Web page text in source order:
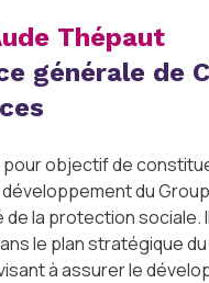
Thépaut
générale de
pour objectif de
du
de la protection sociale.
le plan stratégique
à assurer le